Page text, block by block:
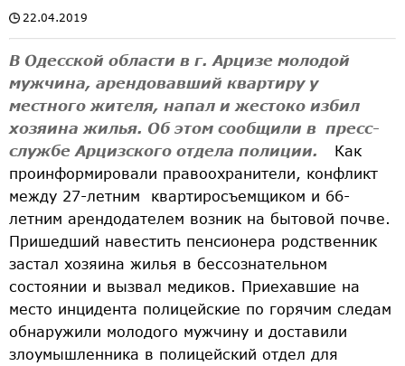
22.04.2019
В Одесской области в г. Арцизе молодой
мужчина, арендовавший квартиру у
местного жителя, напал и жестоко избил
хозяина жилья. Об этом сообщили в пресс-
службе Арцизского отдела полиции.
Как
проинформировали правоохранители, конфликт
между 27-летним квартиросъемщиком и 66-
летним арендодателем возник на бытовой почве.
Пришедший навестить пенсионера родственник
застал хозяина жилья в бессознательном
состоянии и вызвал медиков. Приехавшие на
место инцидента полицейские по горячим следам
обнаружили молодого мужчину и доставили
злоумышленника в полицейский отдел для